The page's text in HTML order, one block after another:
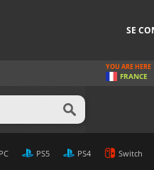
SE
YOU ARE HERE
FRANCE
Meilleur Prix
PC PS5 PS4 Switch